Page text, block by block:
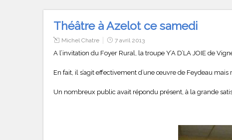
Théâtre à Azelot ce samedi
Michel Chatre 7 avril 2013
A l’invitation du Foyer Rural, la troupe Y’A D’LA JOIE de
En fait, il s’agit effectivement d’une œuvre de Feydeau
Un nombreux public avait répondu présent, à la grande